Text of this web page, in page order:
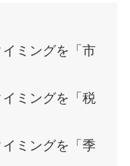
ミングを「市
ミングを「税
ミングを「季